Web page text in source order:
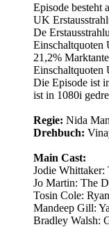
Episode besteht
UK
De
21,2%
Die Episode ist
ist in 1080i
Regie: Nida
Drehbuch:
Main Cast:
Jodie Whittaker:
Jo Martin: The
Tosin Cole:
Mandeep Gill:
Bradley Walsh: